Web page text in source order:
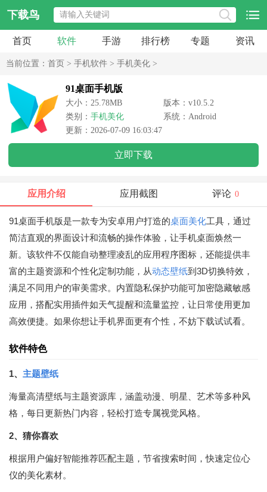
下载鸟
首页 软件 手游 排行榜 专题 资讯
当前位置： 首页 > 手机软件 > 手机美化 >
91桌面手机版
大小：25.78MB
版本：v10.5.2
类别： 手机美化
系统：Android
更新：2026-07-09 16:03:47
立即下载
应用介绍 应用截图 评论 0
91桌面手机版是一款专为安卓用户打造的桌面美化工具，通过
简洁直观的界面设计和流畅的操作体验，让手机桌面焕然一
新。该软件不仅能自动整理凌乱的应用程序图标，还能提供丰
富的主题资源和个性化定制功能，从动态壁纸到3D切换特效，
满足不同用户的审美需求。内置隐私保护功能可加密隐藏敏感
应用，搭配实用插件如天气提醒和流量监控，让日常使用更加
高效便捷。如果你想让手机界面更有个性，不妨下载试试看。
软件特色
1、 主题壁纸
海量高清壁纸与主题资源库，涵盖动漫、明星、艺术等多种风
格，每日更新热门内容，轻松打造专属视觉风格。
2、猜你喜欢
根据用户偏好智能推荐匹配主题，节省搜索时间，快速定位心
仪的美化素材。